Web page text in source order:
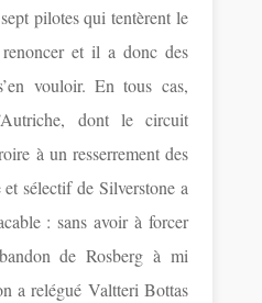
pilotes qui tentèrent le
et il a donc des
vouloir. En tous cas,
dont le circuit
à un resserrement des
sélectif de Silverstone a
: sans avoir à forcer
de Rosberg à mi
a relégué Valtteri Bottas